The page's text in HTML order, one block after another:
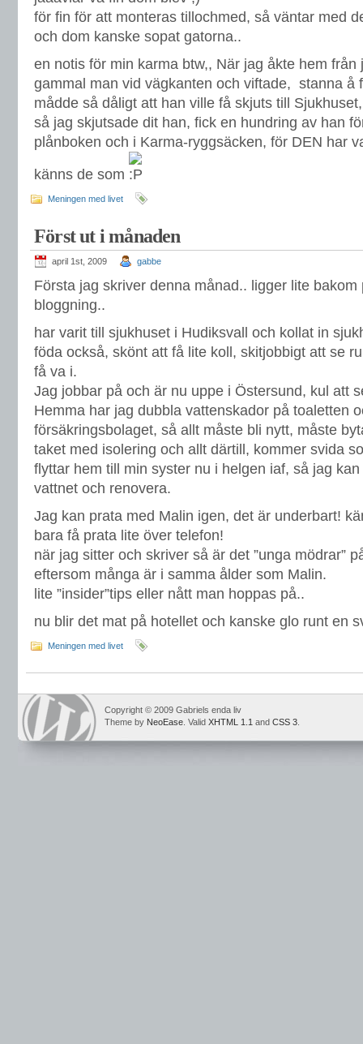
för fin för att monteras tillochmed, så väntar med
och dom kanske sopat gatorna..
en notis för min karma btw,, När jag åkte hem från
gammal man vid vägkanten och viftade, stanna å
mådde så dåligt att han ville få skjuts till
så jag skjutsade dit han, fick en hundring av han
plånboken och i Karma-ryggsäcken, för DEN har
känns de som
Meningen med livet
Först ut i månaden
april 1st, 2009 gabbe
Första jag skriver denna månad.. ligger lite bakom
bloggning..
har varit till sjukhuset i Hudiksvall och kollat in
föda också, skönt att få lite koll, skitjobbigt att se
få va i.
Jag jobbar på och är nu uppe i Östersund, kul att
Hemma har jag dubbla vattenskador på toaletten
försäkringsbolaget, så allt måste bli nytt, måste
taket med isolering och allt därtill, kommer svida
flyttar hem till min syster nu i helgen iaf, så jag
vattnet och renovera.
Jag kan prata med Malin igen, det är underbart!
bara få prata lite över telefon!
när jag sitter och skriver så är det ”unga mödrar”
eftersom många är i samma ålder som Malin.
lite ”insider”tips eller nått man hoppas på..
nu blir det mat på hotellet och kanske glo runt en
Meningen med livet
Copyright © 2009 Gabriels enda liv
Theme by NeoEase . Valid XHTML 1.1 and CSS 3